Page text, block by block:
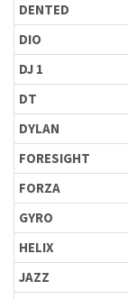
DENTED
DIO
DJ 1
DT
DYLAN
FORESIGHT
FORZA
GYRO
HELIX
JAZZ